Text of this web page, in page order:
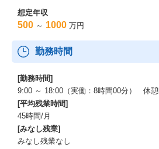
想定年収
500 ～ 1000 万円
勤務時間
[勤務時間]
9:00 ～ 18:00（実働：8時間00分） 休憩
[平均残業時間]
45時間/月
[みなし残業]
みなし残業なし